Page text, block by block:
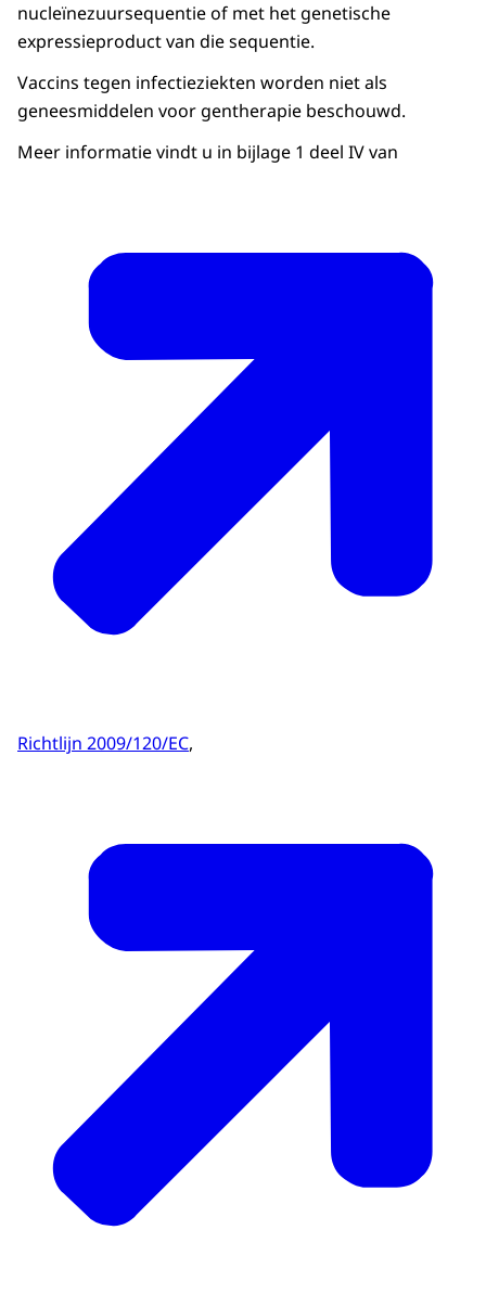
nucleïnezuursequentie of met het genetische
expressieproduct van die sequentie.
Vaccins tegen infectieziekten worden niet als
geneesmiddelen voor gentherapie beschouwd.
Meer informatie vindt u in bijlage 1 deel IV van
Richtlijn 2009/120/EC,